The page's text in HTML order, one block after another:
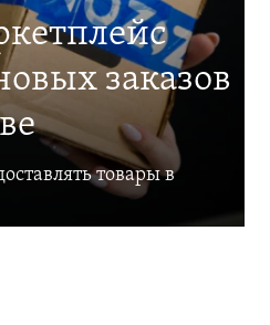
заказов
товары в